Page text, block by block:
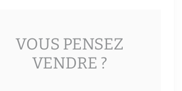
VOUS PENSEZ
VENDRE ?